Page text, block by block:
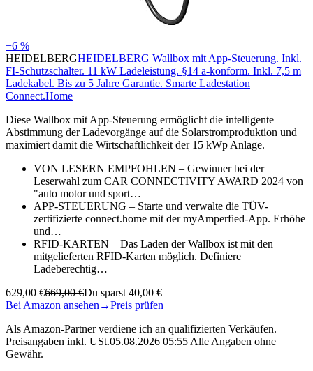
−6 %
HEIDELBERGHEIDELBERG Wallbox mit App-Steuerung. Inkl.
FI-Schutzschalter. 11 kW Ladeleistung. §14 a-konform. Inkl. 7,5 m
Ladekabel. Bis zu 5 Jahre Garantie. Smarte Ladestation
Connect.Home
Diese Wallbox mit App-Steuerung ermöglicht die intelligente
Abstimmung der Ladevorgänge auf die Solarstromproduktion und
maximiert damit die Wirtschaftlichkeit der 15 kWp Anlage.
VON LESERN EMPFOHLEN – Gewinner bei der
Leserwahl zum CAR CONNECTIVITY AWARD 2024 von
"auto motor und sport…
APP-STEUERUNG – Starte und verwalte die TÜV-
zertifizierte connect.home mit der myAmperfied-App. Erhöhe
und…
RFID-KARTEN – Das Laden der Wallbox ist mit den
mitgelieferten RFID-Karten möglich. Definiere
Ladeberechtig…
629,00 €669,00 €Du sparst 40,00 €
Bei Amazon ansehen →Preis prüfen
Als Amazon-Partner verdiene ich an qualifizierten Verkäufen.
Preisangaben inkl. USt.05.08.2026 05:55 Alle Angaben ohne
Gewähr.